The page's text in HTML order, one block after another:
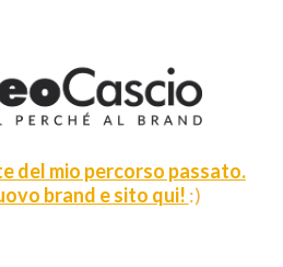
del mio percorso passato.
brand e sito qui! :)